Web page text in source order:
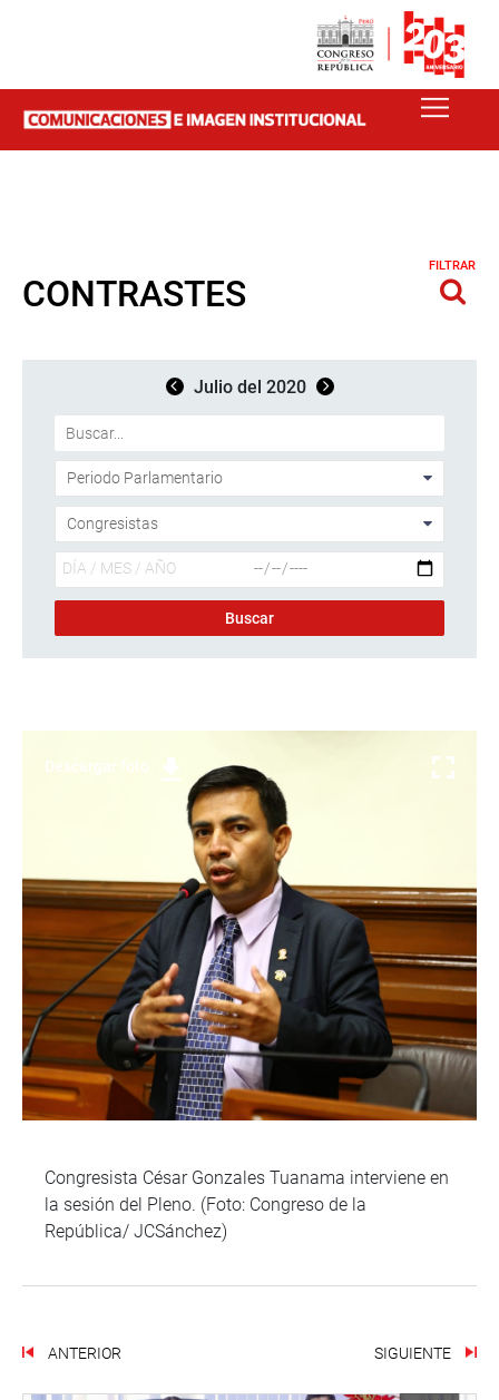
CONTRASTES
FILTRAR
Julio del 2020
Descargar foto
Congresista César Gonzales Tuanama interviene en
la sesión del Pleno. (Foto: Congreso de la
República/ JCSánchez)
ANTERIOR SIGUIENTE